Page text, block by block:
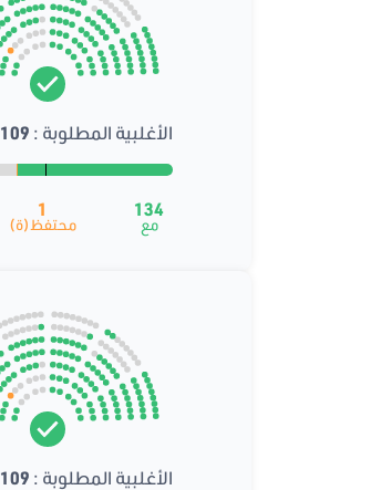
الأغلبية المطلوبة : 109
134
مع
1
محتفظ(ة)
الأغلبية المطلوبة : 109